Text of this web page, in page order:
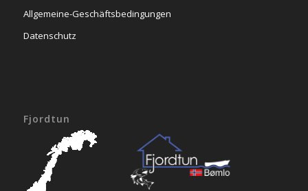
Allgemeine-Geschäftsbedingungen
Datenschutz
Fjordtun